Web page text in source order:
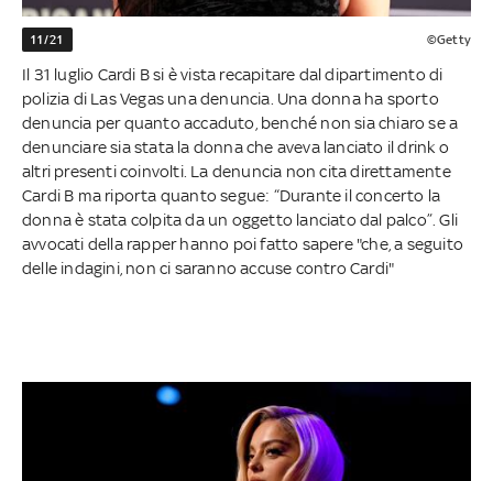
11/21 ©Getty
Il 31 luglio Cardi B si è vista recapitare dal dipartimento di
polizia di Las Vegas una denuncia. Una donna ha sporto
denuncia per quanto accaduto, benché non sia chiaro se a
denunciare sia stata la donna che aveva lanciato il drink o
altri presenti coinvolti. La denuncia non cita direttamente
Cardi B ma riporta quanto segue: “Durante il concerto la
donna è stata colpita da un oggetto lanciato dal palco”. Gli
avvocati della rapper hanno poi fatto sapere "che, a seguito
delle indagini, non ci saranno accuse contro Cardi"